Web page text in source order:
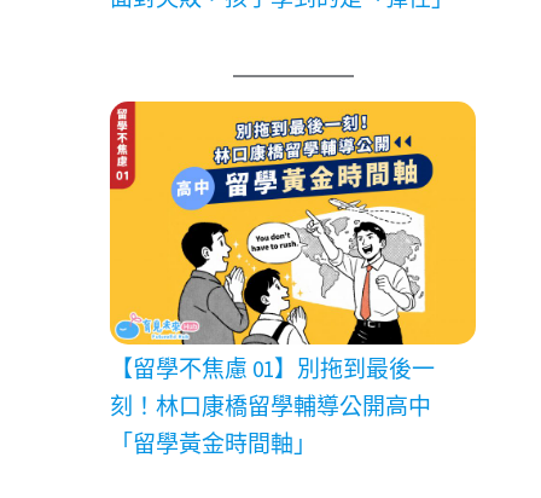
【留學不焦慮 01】別拖到最後一
刻！林口康橋留學輔導公開高中
「留學黃金時間軸」